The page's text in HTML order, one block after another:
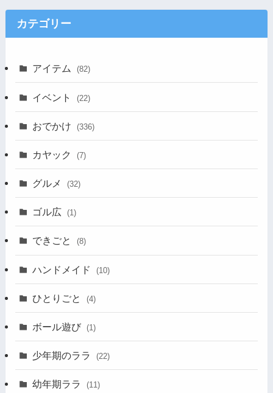
カテゴリー
アイテム (82)
イベント (22)
おでかけ (336)
カヤック (7)
グルメ (32)
ゴル広 (1)
できごと (8)
ハンドメイド (10)
ひとりごと (4)
ボール遊び (1)
少年期のララ (22)
幼年期ララ (11)